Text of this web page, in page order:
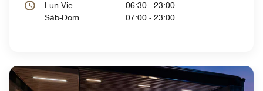
Lun-Vie
06:30 - 23:00
Sáb-Dom
07:00 - 23:00